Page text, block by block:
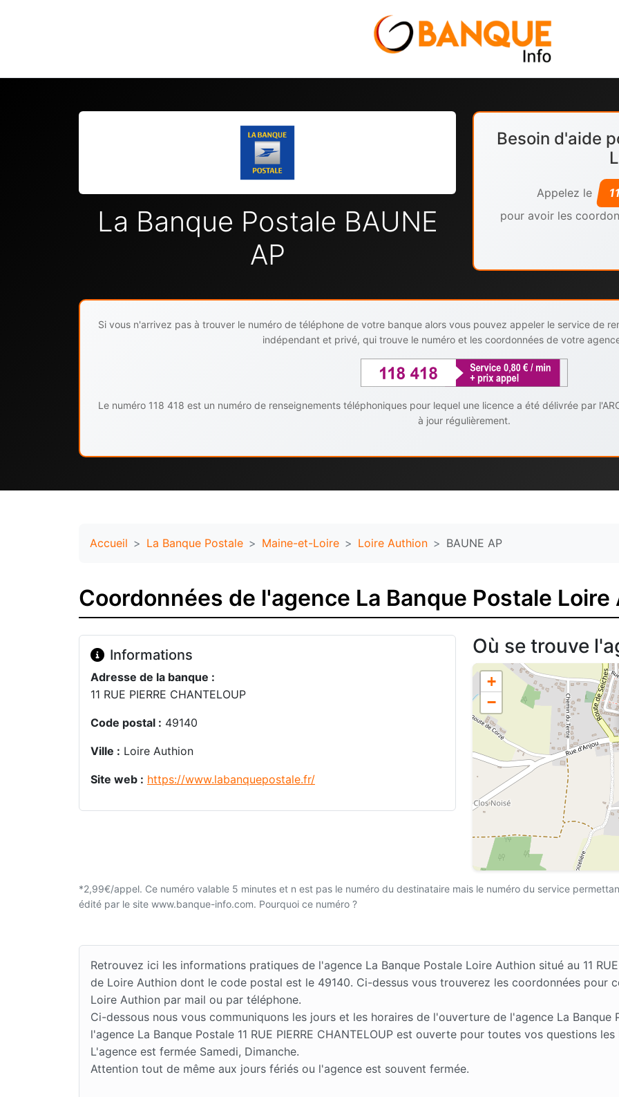
La Banque Postale BAUNE
AP
Besoin d'aide
Appelez le
pour avoir les
Si vous n'arrivez pas à trouver le numéro de téléphone de votre banque alors vous pouvez appeler le service de
indépendant et privé, qui trouve le numéro et les coordonnées de votre
Le numéro 118 418 est un numéro de renseignements téléphoniques pour lequel une licence a été délivrée par
à jour régulièrement.
Accueil La Banque Postale Maine-et-Loire Loire Authion BAUNE AP
Coordonnées de l'agence La Banque Postale Loire
Informations
Adresse de la banque :
11 RUE PIERRE CHANTELOUP
Code postal : 49140
Ville : Loire Authion
Site web : https://www.labanquepostale.fr/
Où se trouve
+
−
*2,99€/appel. Ce numéro valable 5 minutes et n est pas le numéro du destinataire mais le numéro du service
édité par le site www.banque-info.com. Pourquoi ce numéro ?
Retrouvez ici les informations pratiques de l'agence La Banque Postale Loire Authion situé au 11
de Loire Authion dont le code postal est le 49140. Ci-dessus vous trouverez les coordonnées pour
Loire Authion par mail ou par téléphone.
Ci-dessous nous vous communiquons les jours et les horaires de l'ouverture de l'agence La Banque
l'agence La Banque Postale 11 RUE PIERRE CHANTELOUP est ouverte pour toutes vos questions
L'agence est fermée Samedi, Dimanche.
Attention tout de même aux jours fériés ou l'agence est souvent fermée.